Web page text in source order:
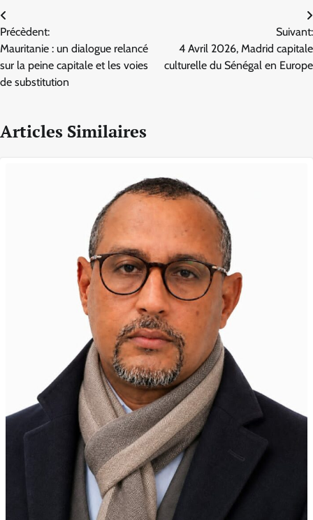
Navigation
de
l’article
Précèdent:
Mauritanie : un dialogue relancé
sur la peine capitale et les voies
de substitution
Suivant:
4 Avril 2026, Madrid capitale
culturelle du Sénégal en Europe
Articles Similaires